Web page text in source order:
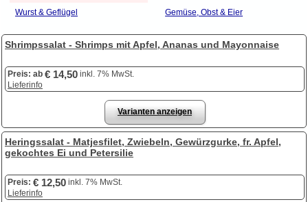
Wurst & Geflügel
Gemüse, Obst & Eier
Shrimpssalat - Shrimps mit Apfel, Ananas und Mayonnaise
Preis: ab € 14,50 inkl. 7% MwSt.
Lieferinfo
Varianten anzeigen
Heringssalat - Matjesfilet, Zwiebeln, Gewürzgurke, fr. Apfel,
gekochtes Ei und Petersilie
Preis: € 12,50 inkl. 7% MwSt.
Lieferinfo